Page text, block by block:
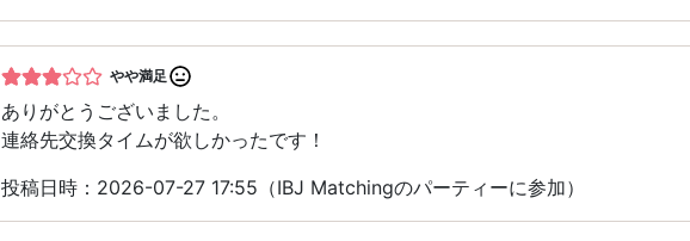
やや満足
ありがとうございました。
連絡先交換タイムが欲しかったです！
投稿日時：2026-07-27 17:55（IBJ Matchingのパーティーに参加）